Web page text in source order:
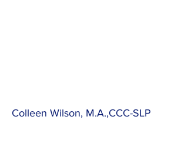
Colleen Wilson, M.A.,CCC-SLP